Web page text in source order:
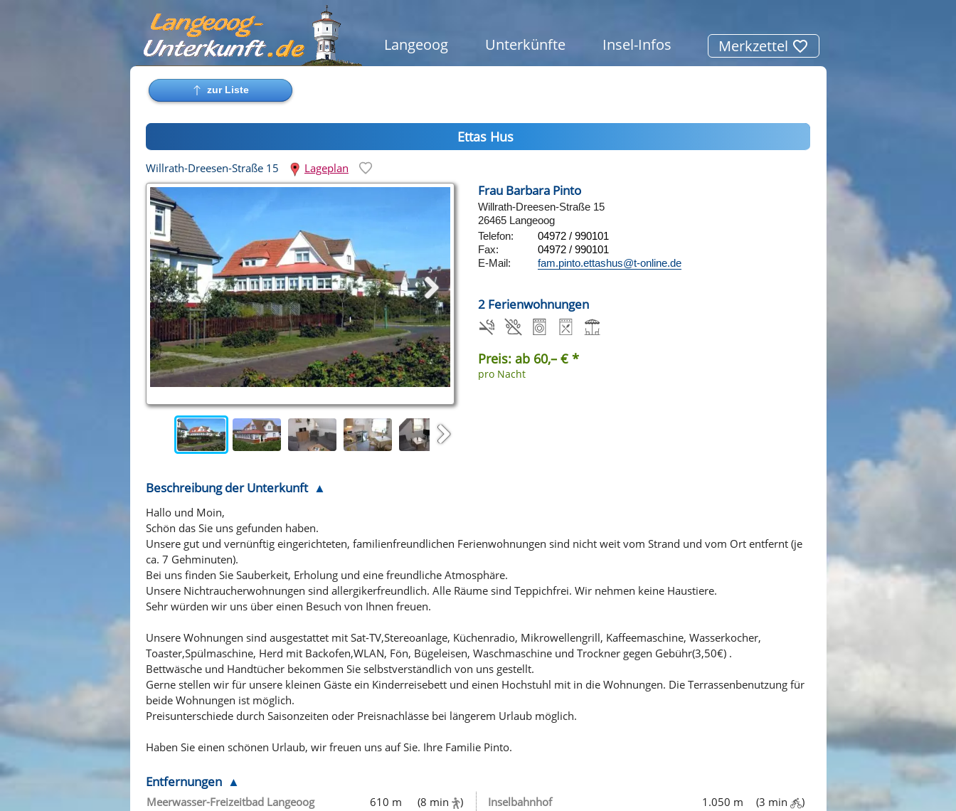
Langeoog Unterkünfte Insel-Infos Merkzettel
Ettas Hus
Willrath-Dreesen-Straße 15 Lageplan
Frau Barbara Pinto
Willrath-Dreesen-Straße 15
26465 Langeoog
Telefon:
04972 / 990101
Fax:
04972 / 990101
E-Mail:
fam.pinto.ettashus@t-online.de
2 Ferienwohnungen
Preis: ab 60,– € *
pro Nacht
Beschreibung der Unterkunft
Hallo und Moin,
Schön das Sie uns gefunden haben.
Unsere gut und vernünftig eingerichteten, familienfreundlichen Ferienwohnungen sind nicht weit vom Strand und vom Ort entfernt (je
ca. 7 Gehminuten).
Bei uns finden Sie Sauberkeit, Erholung und eine freundliche Atmosphäre.
Unsere Nichtraucherwohnungen sind allergikerfreundlich. Alle Räume sind Teppichfrei. Wir nehmen keine Haustiere.
Sehr würden wir uns über einen Besuch von Ihnen freuen.
Unsere Wohnungen sind ausgestattet mit Sat-TV,Stereoanlage, Küchenradio, Mikrowellengrill, Kaffeemaschine, Wasserkocher,
Toaster,Spülmaschine, Herd mit Backofen,WLAN, Fön, Bügeleisen, Waschmaschine und Trockner gegen Gebühr(3,50€) .
Bettwäsche und Handtücher bekommen Sie selbstverständlich von uns gestellt.
Gerne stellen wir für unsere kleinen Gäste ein Kinderreisebett und einen Hochstuhl mit in die Wohnungen. Die Terrassenbenutzung für
beide Wohnungen ist möglich.
Preisunterschiede durch Saisonzeiten oder Preisnachlässe bei längerem Urlaub möglich.
Haben Sie einen schönen Urlaub, wir freuen uns auf Sie. Ihre Familie Pinto.
Entfernungen
Meerwasser-Freizeitbad Langeoog 610 m (8 min
)
Inselbahnhof 1.050 m (3 min
)